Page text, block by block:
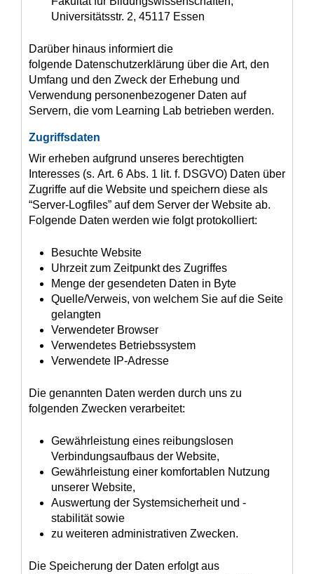
Universitätsstr. 2, 45117 Essen
Darüber hinaus informiert die
folgende Datenschutzerklärung über die Art, den
Umfang und den Zweck der Erhebung und
Verwendung personenbezogener Daten auf
Servern, die vom Learning Lab betrieben werden.
Zugriffsdaten
Wir erheben aufgrund unseres berechtigten
Interesses (s. Art. 6 Abs. 1 lit. f. DSGVO) Daten über
Zugriffe auf die Website und speichern diese als
“Server-Logfiles” auf dem Server der Website ab.
Folgende Daten werden wie folgt protokolliert:
Besuchte Website
Uhrzeit zum Zeitpunkt des Zugriffes
Menge der gesendeten Daten in Byte
Quelle/Verweis, von welchem Sie auf die Seite
gelangten
Verwendeter Browser
Verwendetes Betriebssystem
Verwendete IP-Adresse
Die genannten Daten werden durch uns zu
folgenden Zwecken verarbeitet:
Gewährleistung eines reibungslosen
Verbindungsaufbaus der Website,
Gewährleistung einer komfortablen Nutzung
unserer Website,
Auswertung der Systemsicherheit und -
stabilität sowie
zu weiteren administrativen Zwecken.
Die Speicherung der Daten erfolgt aus